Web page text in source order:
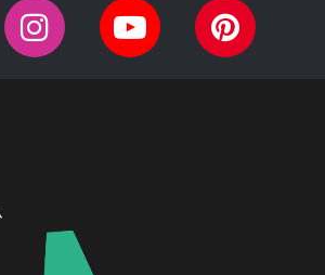
か？iezoom（いえズーム）は（株）北海道
住宅業界への取材を元に、優れたハウスメ
するサイトです。
InstagramYouTube
チ